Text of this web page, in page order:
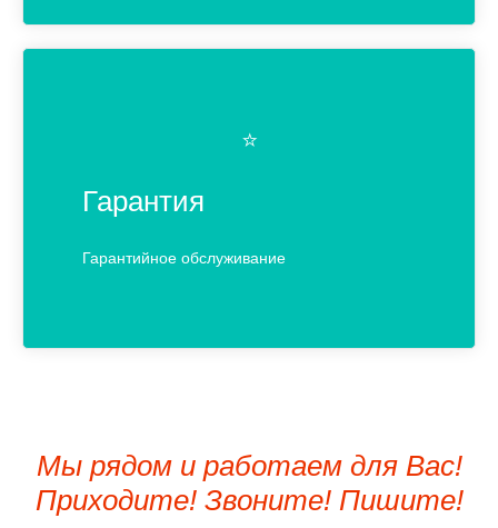
⭐️
Гарантия
Гарантийное обслуживание
Мы рядом и работаем для Вас!
Приходите! Звоните! Пишите!